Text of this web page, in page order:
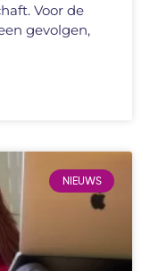
Voor de
gevolgen,
NIEUWS